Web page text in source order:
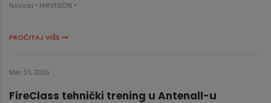
Novosti • HIKVISION •
PROČITAJ VIŠE
Mar 31, 2026
FireClass tehnički trening u Antenall-u